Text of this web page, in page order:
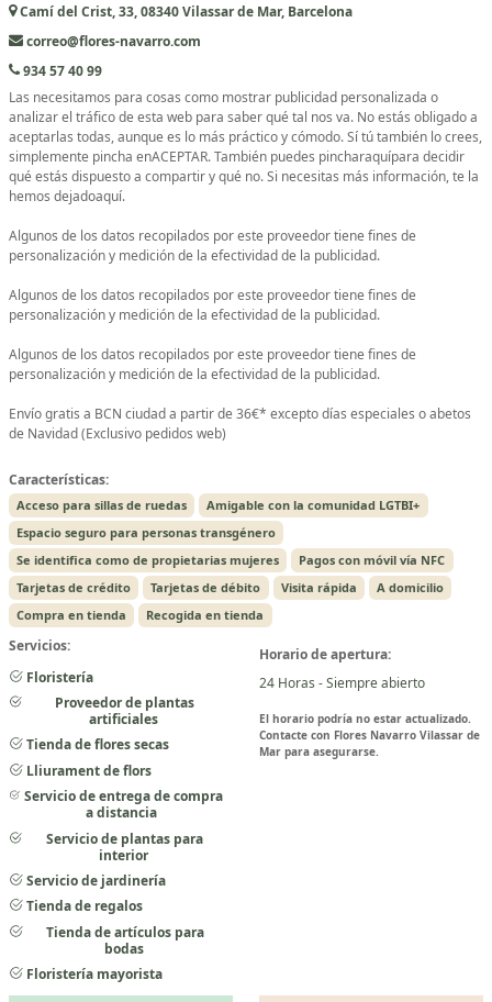
Camí del Crist, 33, 08340 Vilassar de Mar, Barcelona
correo@flores-navarro.com
934 57 40 99
Las necesitamos para cosas como mostrar publicidad personalizada o
analizar el tráfico de esta web para saber qué tal nos va. No estás obligado a
aceptarlas todas, aunque es lo más práctico y cómodo. Sí tú también lo crees,
simplemente pincha enACEPTAR. También puedes pincharaquípara decidir
qué estás dispuesto a compartir y qué no. Si necesitas más información, te la
hemos dejadoaquí.
Algunos de los datos recopilados por este proveedor tiene fines de
personalización y medición de la efectividad de la publicidad.
Algunos de los datos recopilados por este proveedor tiene fines de
personalización y medición de la efectividad de la publicidad.
Algunos de los datos recopilados por este proveedor tiene fines de
personalización y medición de la efectividad de la publicidad.
Envío gratis a BCN ciudad a partir de 36€* excepto días especiales o abetos
de Navidad (Exclusivo pedidos web)
Características:
Acceso para sillas de ruedas
Amigable con la comunidad LGTBI+
Espacio seguro para personas transgénero
Se identifica como de propietarias mujeres
Pagos con móvil vía NFC
Tarjetas de crédito
Tarjetas de débito Visita rápida
A domicilio
Compra en tienda
Recogida en tienda
Servicios:
Floristería
Proveedor de plantas
artificiales
Tienda de flores secas
Lliurament de flors
Servicio de entrega de compra
a distancia
Servicio de plantas para
interior
Servicio de jardinería
Tienda de regalos
Tienda de artículos para
bodas
Floristería mayorista
Horario de apertura:
24 Horas - Siempre abierto
El horario podría no estar actualizado.
Contacte con Flores Navarro Vilassar de
Mar para asegurarse.